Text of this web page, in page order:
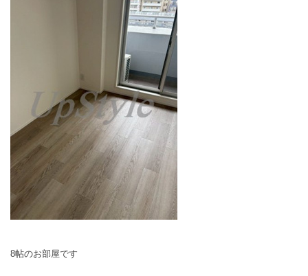
8帖のお部屋です